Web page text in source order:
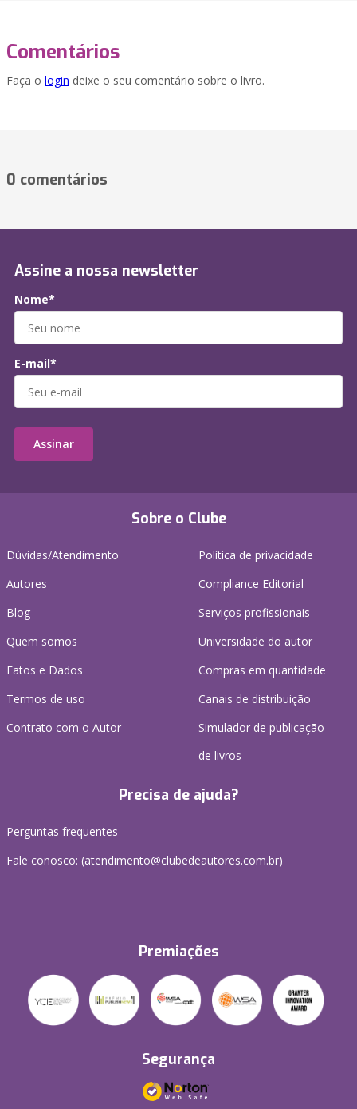
Comentários
Faça o login deixe o seu comentário sobre o livro.
0 comentários
Sobre o Clube
Dúvidas/Atendimento
Autores
Blog
Quem somos
Fatos e Dados
Termos de uso
Contrato com o Autor
Política de privacidade
Compliance Editorial
Serviços profissionais
Universidade do autor
Compras em quantidade
Canais de distribuição
Simulador de publicação
de livros
Precisa de ajuda?
Perguntas frequentes
Fale conosco: (atendimento@clubedeautores.com.br)
Premiações
Segurança
Assine a nossa newsletter
Nome*
E-mail*
Assinar